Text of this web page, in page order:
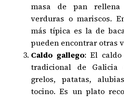
masa de pan rellena
verduras o mariscos.
más típica es la de
pueden encontrar otras
Caldo gallego: El caldo
tradicional de Galicia
grelos, patatas,
tocino. Es un plato